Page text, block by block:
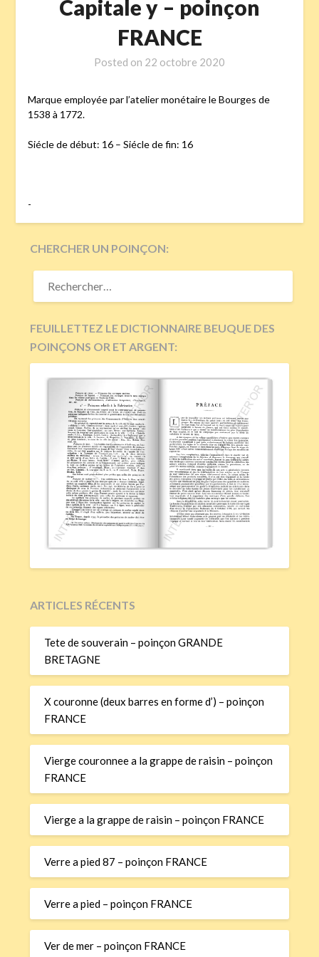
Capitale y – poinçon
FRANCE
Posted on 22 octobre 2020
Marque employée par l’atelier monétaire le Bourges de
1538 à 1772.
Siécle de début: 16 – Siécle de fin: 16
-
CHERCHER UN POINÇON:
RECHERCHER :
FEUILLETTEZ LE DICTIONNAIRE BEUQUE DES
POINÇONS OR ET ARGENT:
ARTICLES RÉCENTS
Tete de souverain – poinçon GRANDE
BRETAGNE
X couronne (deux barres en forme d’) – poinçon
FRANCE
Vierge couronnee a la grappe de raisin – poinçon
FRANCE
Vierge a la grappe de raisin – poinçon FRANCE
Verre a pied 87 – poinçon FRANCE
Verre a pied – poinçon FRANCE
Ver de mer – poinçon FRANCE